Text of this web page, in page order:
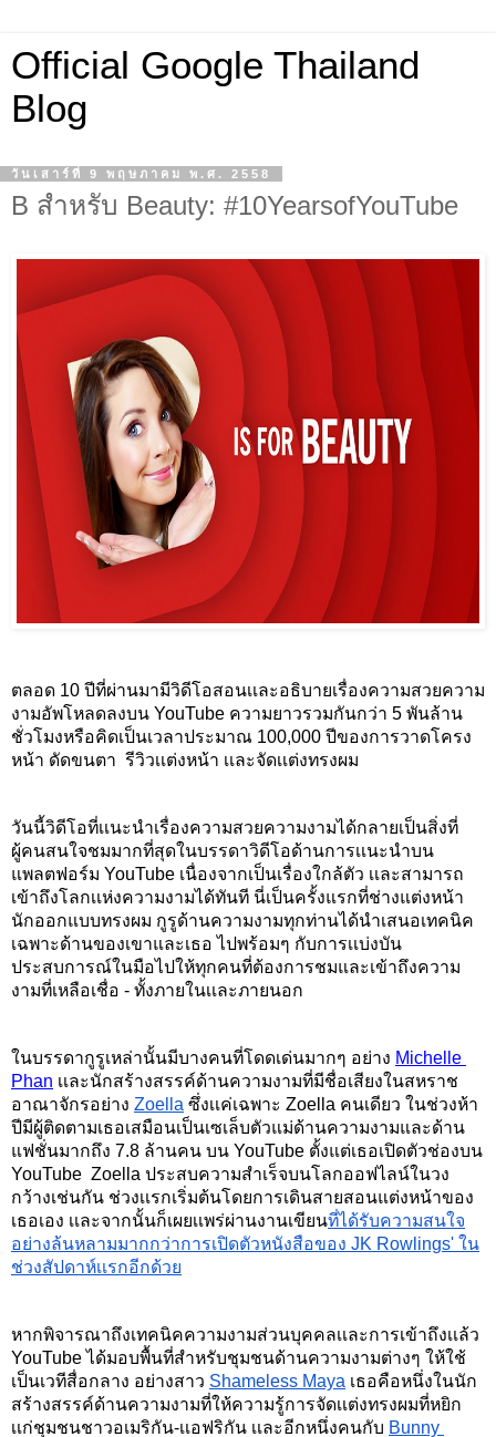
Official Google Thailand
Blog
วันเสาร์ที่ 9 พฤษภาคม พ.ศ. 2558
B สำหรับ Beauty: #10YearsofYouTube
ตลอด 10 ปีที่ผ่านมามีวิดีโอสอนเเละอธิบายเรื่องความสวยความ
งามอัพโหลดลงบน YouTube ความยาวรวมกันกว่า 5 พันล้าน
ชั่วโมงหรือคิดเป็นเวลาประมาณ 100,000 ปีของการวาดโครง
หน้า ดัดขนตา  รีวิวเเต่งหน้า เเละจัดเเต่งทรงผม
วันนี้วิดีโอที่เเนะนำเรื่องความสวยความงามได้กลายเป็นสิ่งที่
ผู้คนสนใจชมมากที่สุดในบรรดาวิดีโอด้านการเเนะนำบน
แพลตฟอร์ม YouTube เนื่องจากเป็นเรื่องใกล้ตัว เเละสามารถ
เข้าถึงโลกเเห่งความงามได้ทันที นี่เป็นครั้งแรกที่ช่างแต่งหน้า
นักออกแบบทรงผม กูรูด้านความงามทุกท่านได้นำเสนอเทคนิค
เฉพาะด้านของเขาและเธอ ไปพร้อมๆ กับการเเบ่งบัน
ประสบการณ์ในมือไปให้ทุกคนที่ต้องการชมและเข้าถึงความ
งามที่เหลือเชื่อ - ทั้งภายในเเละภายนอก
ในบรรดากูรูเหล่านั้นมีบางคนที่โดดเด่นมากๆ อย่าง Michelle
Phan เเละนักสร้างสรรค์ด้านความงามที่มีชื่อเสียงในสหราช
อาณาจักรอย่าง Zoella ซึ่งเเค่เฉพาะ Zoella คนเดียว ในช่วงห้า
ปีมีผู้ติดตามเธอเสมือนเป็นเซเล็บตัวแม่ด้านความงามและด้าน
แฟชั่นมากถึง 7.8 ล้านคน บน YouTube ตั้งแต่เธอเปิดตัวช่องบน
YouTube  Zoella ประสบความสำเร็จบนโลกออฟไลน์ในวง
กว้างเช่นกัน ช่วงเเรกเริ่มต้นโดยการเดินสายสอนแต่งหน้าของ
เธอเอง เเละจากนั้นก็เผยเเพร่ผ่านงานเขียนที่ได้รับความสนใจ
อย่างล้นหลามมากกว่าการเปิดตัวหนังสือของ JK Rowlings' ใน
ช่วงสัปดาห์เเรกอีกด้วย
หากพิจารณาถึงเทคนิคความงามส่วนบุคคลเเละการเข้าถึงเเล้ว
YouTube ได้มอบพื้นที่สำหรับชุมชนด้านความงามต่างๆ ให้ใช้
เป็นเวทีสื่อกลาง อย่างสาว Shameless Maya เธอคือหนึ่งในนัก
สร้างสรรค์ด้านความงามที่ให้ความรู้การจัดเเต่งทรงผมที่หยิก
เเก่ชุมชนชาวอเมริกัน-เเอฟริกัน เเละอีกหนึ่งคนกับ Bunny